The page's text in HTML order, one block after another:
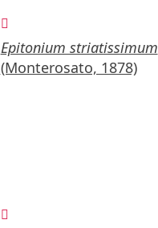
Epitonium striatissimum
(Monterosato, 1878)